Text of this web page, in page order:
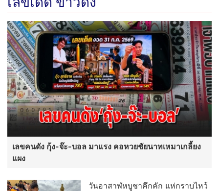
เลขคนดัง กุ้ง-จ๊ะ-บอล มาแรง คอหวยชัยนาทเหมาเกลี้ยง
แผง
วันอาสาฬหบูชาคึกคัก แห่กราบไหว้